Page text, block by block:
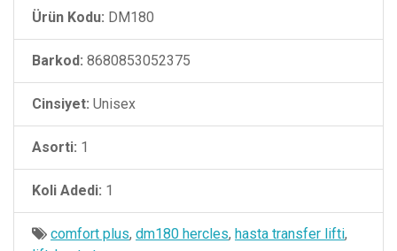
Ürün Kodu: DM180
Barkod: 8680853052375
Cinsiyet: Unisex
Asorti: 1
Koli Adedi: 1
comfort plus, dm180 hercles, hasta transfer lifti,